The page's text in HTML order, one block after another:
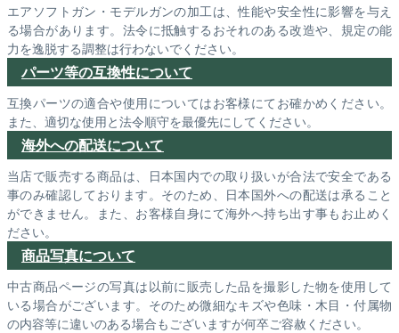
エアソフトガン・モデルガンの加工は、性能や安全性に影響を与え
る場合があります。法令に抵触するおそれのある改造や、規定の能
力を逸脱する調整は行わないでください。
パーツ等の互換性について
互換パーツの適合や使用についてはお客様にてお確かめください。
また、適切な使用と法令順守を最優先にしてください。
海外への配送について
当店で販売する商品は、日本国内での取り扱いが合法で安全である
事のみ確認しております。そのため、日本国外への配送は承ること
ができません。また、お客様自身にて海外へ持ち出す事もお止めく
ださい。
商品写真について
中古商品ページの写真は以前に販売した品を撮影した物を使用して
いる場合がございます。そのため微細なキズや色味・木目・付属物
の内容等に違いのある場合もございますが何卒ご容赦ください。